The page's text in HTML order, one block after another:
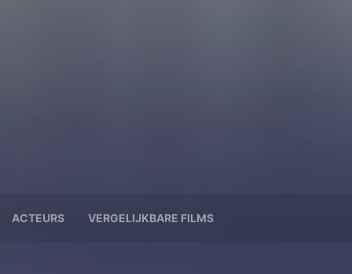
ACTEURS VERGELIJKBARE FILMS